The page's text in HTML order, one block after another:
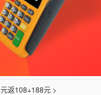
返108+188元 >